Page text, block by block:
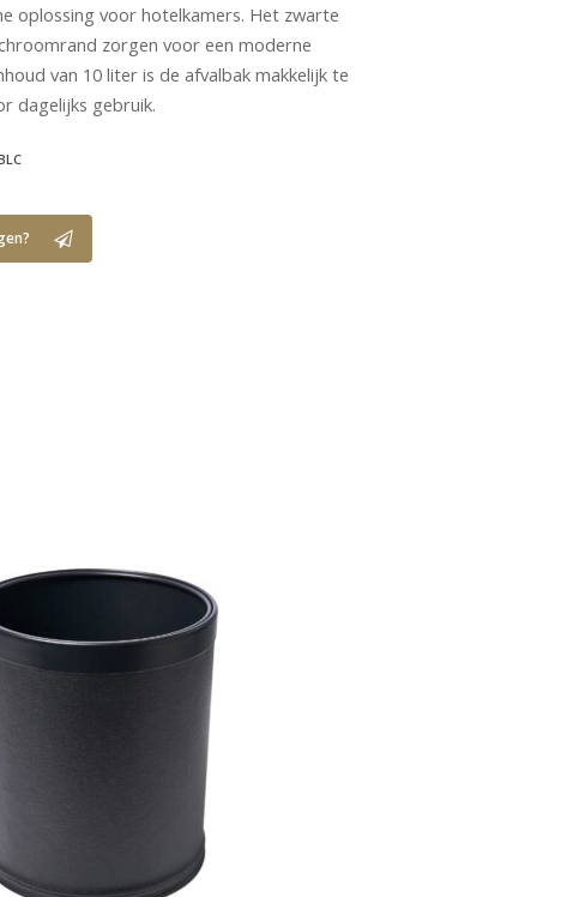
oplossing voor hotelkamers. Het zwarte
zorgen voor een moderne
van 10 liter is de afvalbak makkelijk te
dagelijks gebruik.